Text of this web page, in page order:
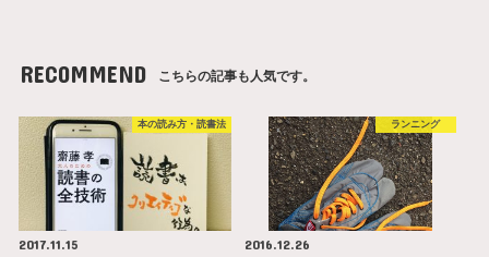
RECOMMEND こちらの記事も人気です。
本の読み方・読書法
2017.11.15
ランニング
2016.12.26